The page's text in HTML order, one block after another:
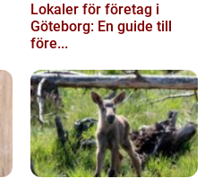
Lokaler för företag i
Göteborg: En guide till
före...